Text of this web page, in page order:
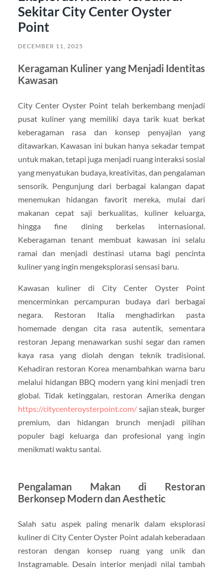
Sekitar City Center Oyster
Point
DECEMBER 11, 2025
Keragaman Kuliner yang Menjadi Identitas
Kawasan
City Center Oyster Point telah berkembang menjadi
pusat kuliner yang memiliki daya tarik kuat berkat
keberagaman rasa dan konsep penyajian yang
ditawarkan. Kawasan ini bukan hanya sekadar tempat
untuk makan, tetapi juga menjadi ruang interaksi sosial
yang menyatukan budaya, kreativitas, dan pengalaman
sensorik. Pengunjung dari berbagai kalangan dapat
menemukan hidangan favorit mereka, mulai dari
makanan cepat saji berkualitas, kuliner keluarga,
hingga fine dining berkelas internasional.
Keberagaman tenant membuat kawasan ini selalu
ramai dan menjadi destinasi utama bagi pencinta
kuliner yang ingin mengeksplorasi sensasi baru.
Kawasan kuliner di City Center Oyster Point
mencerminkan percampuran budaya dari berbagai
negara. Restoran Italia menghadirkan pasta
homemade dengan cita rasa autentik, sementara
restoran Jepang menawarkan sushi segar dan ramen
kaya rasa yang diolah dengan teknik tradisional.
Kehadiran restoran Korea menambahkan warna baru
melalui hidangan BBQ modern yang kini menjadi tren
global. Tidak ketinggalan, restoran Amerika dengan
https://citycenteroysterpoint.com/sajian steak, burger
premium, dan hidangan brunch menjadi pilihan
populer bagi keluarga dan profesional yang ingin
menikmati waktu santai.
Pengalaman Makan di Restoran
Berkonsep Modern dan Aesthetic
Salah satu aspek paling menarik dalam eksplorasi
kuliner di City Center Oyster Point adalah keberadaan
restoran dengan konsep ruang yang unik dan
Instagramable. Desain interior menjadi nilai tambah